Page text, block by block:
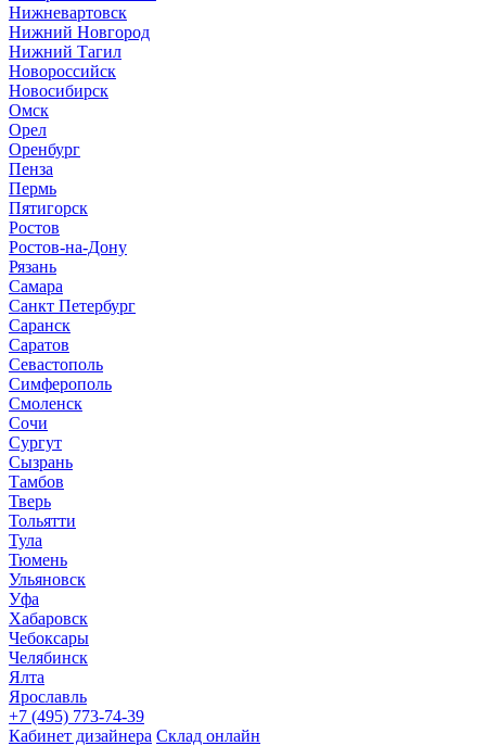
Нижневартовск
Нижний Новгород
Нижний Тагил
Новороссийск
Новосибирск
Омск
Орел
Оренбург
Пенза
Пермь
Пятигорск
Ростов
Ростов-на-Дону
Рязань
Самара
Санкт Петербург
Саранск
Саратов
Севастополь
Симферополь
Смоленск
Сочи
Сургут
Сызрань
Тамбов
Тверь
Тольятти
Тула
Тюмень
Ульяновск
Уфа
Хабаровск
Чебоксары
Челябинск
Ялта
Ярославль
+7 (495) 773-74-39
Кабинет дизайнера Склад онлайн